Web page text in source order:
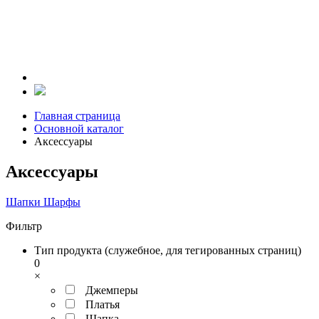
Главная страница
Основной каталог
Аксесcуары
Аксесcуары
Шапки Шарфы
Фильтр
Тип продукта (служебное, для тегированных страниц)
0
×
Джемперы
Платья